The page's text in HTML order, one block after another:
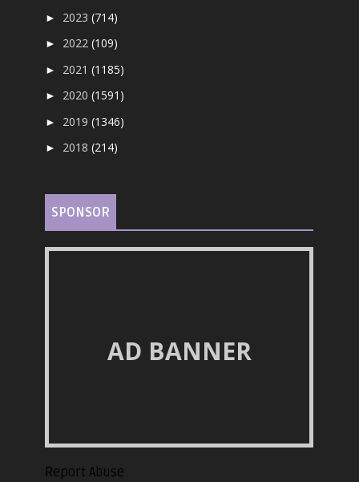
► 2023(714)
► 2022(109)
► 2021(1185)
► 2020(1591)
► 2019(1346)
► 2018(214)
SPONSOR
AD BANNER
Report Abuse